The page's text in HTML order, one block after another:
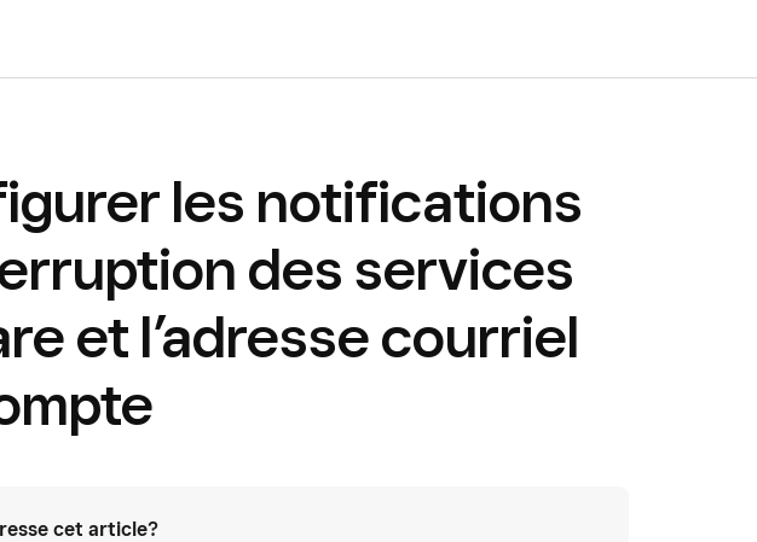
les notifications
des services
et l’adresse courriel
cet article?